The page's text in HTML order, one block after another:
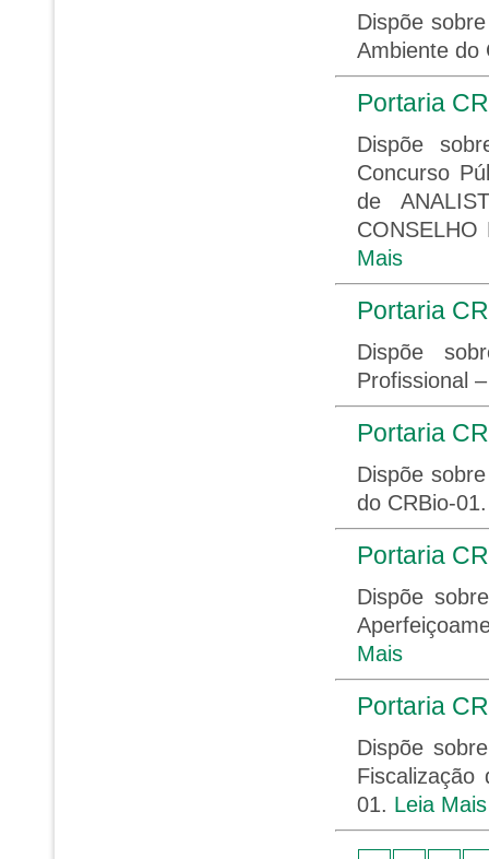
Dispõe
Ambiente do
Portaria
Dispõe
Concurso
de
Mais
Portaria
Dispõe
Profissional
Portaria
Dispõe
do CRBio-
Portaria
Dispõe
Mais
Portaria
Dispõe
Fiscalização
01. Leia Mais